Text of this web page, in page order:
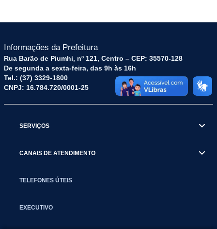
Informações da Prefeitura
Rua Barão de Piumhi, nº 121, Centro – CEP: 35570-128
De segunda a sexta-feira, das 9h às 16h
Tel.: (37) 3329-1800
CNPJ: 16.784.720/0001-25
SERVIÇOS
CANAIS DE ATENDIMENTO
TELEFONES ÚTEIS
EXECUTIVO